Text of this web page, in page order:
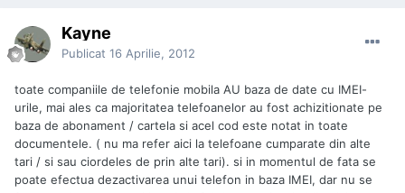
Kayne
Publicat 16 Aprilie, 2012
toate companiile de telefonie mobila AU baza de date cu IMEI-
urile, mai ales ca majoritatea telefoanelor au fost achizitionate pe
baza de abonament / cartela si acel cod este notat in toate
documentele. ( nu ma refer aici la telefoane cumparate din alte
tari / si sau ciordeles de prin alte tari). si in momentul de fata se
poate efectua dezactivarea unui telefon in baza IMEI, dar nu se